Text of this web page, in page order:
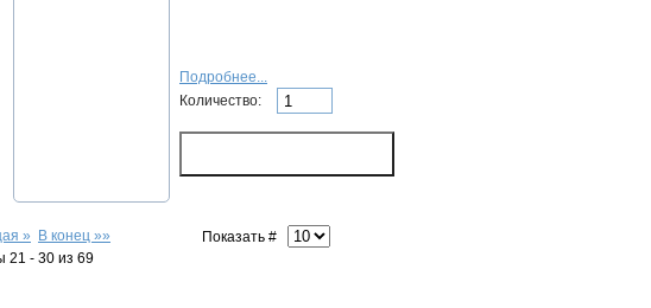
Подробнее...
Количество:
» В конец »»
Показать #
21 - 30 из 69